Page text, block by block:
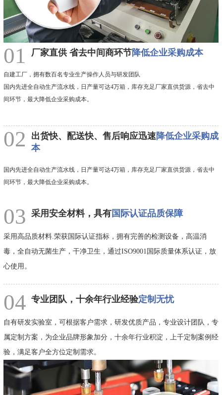
01 厂家直供 省去中间商环节降低企业采购成本
自建工厂，拥有数百名专业生产操作人员与研发团队
国内先进全自动生产流水线，日产量可达4万箱，库存充足厂家直供货源，省去中
间环节，最大降低企业采购成本。
02 出货快、配送快、售后响应迅速 降低企业采购成
本
国内先进全自动生产流水线，日产量可达4万箱，库存充足厂家直供货源，省去中
间环节，最大降低企业采购成本。
03 采用安全材料，具有国际认证品质保障
采用高品质材料.荣获国际认证指标，拥有完善的检测设备，高温消
毒，全自动无菌生产，干净卫生，通过ISO9001国际质量体系认证，放
心使用。
04 专业团队，十余年行业经验定制无忧
自有研发实验室，可根据客户需求，研发优质产品，专业设计团队，专
属定制方案，为企业品牌形象加分，十余年行业积淀，上千定制案例经
验，满足客户全方位定制需求。